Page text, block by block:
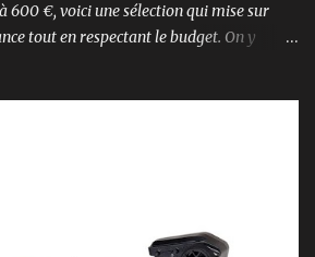
600 €, voici une sélection qui mise sur
tout en respectant le budget. On y